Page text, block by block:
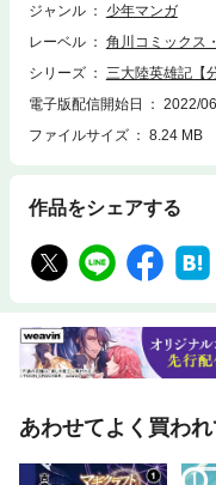
ジャンル
少年マンガ
レーベル
角川コミックス
シリーズ
三大陸英雄記【
電子版配信開始日
2022/
ファイルサイズ
8.24 MB
作品をシェアする
あわせてよく買わ